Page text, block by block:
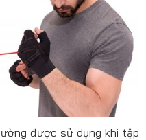
được sử dụng khi tập